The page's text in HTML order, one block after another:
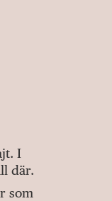
I
där.
som